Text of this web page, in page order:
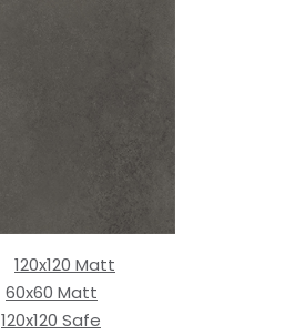
120x120 Matt
60x60 Matt
120x120 Safe